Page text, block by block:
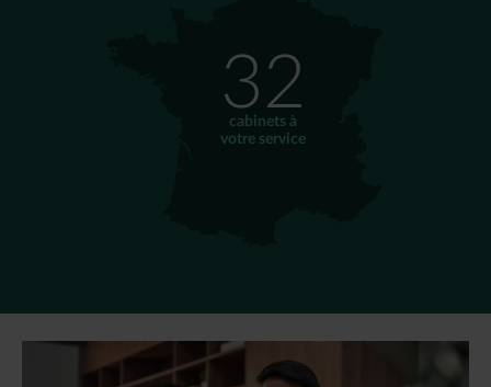
32
cabinets à
votre service